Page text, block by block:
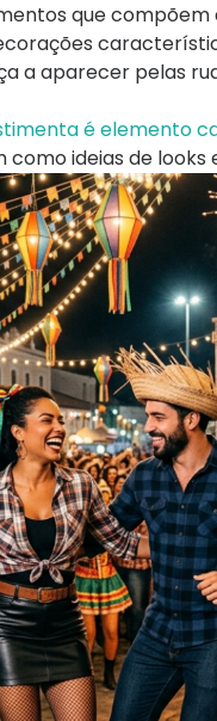
que
aparecer pelas
é elemento
ideias de looks